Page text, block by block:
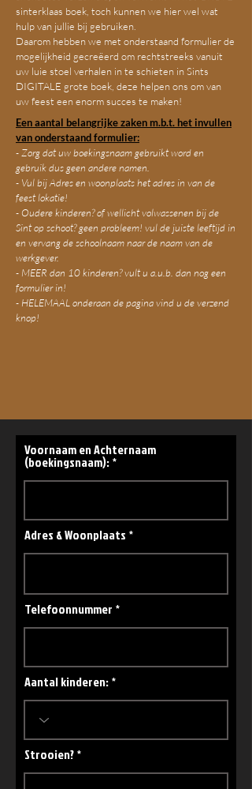
sinterklaas boek, toch kunnen we hier wel wat
hulp van jullie bij gebruiken.
Daarom hebben we met onderstaand formulier de
mogelijkheid gecreëerd om rechtstreeks vanuit
uw luie stoel verhalen in te schieten in Sints
DIGITALE grote boek, deze helpen ons om van
uw feest een enorm succes te maken!
Een aantal belangrijke zaken m.b.t. het invullen
van onderstaand formulier:
- Zorg dat uw boekingsnaam gebruikt word en
gebruik dus geen andere namen.
- Vul bij Adres en woonplaats het adres in van de
feest lokatie!
- Oudere kinderen? of wellicht volwassenen bij de
Sint op schoot? geen probleem! vul de juiste leeftijd in
en vervang de schoolnaam naar de naam van de
werkgever.
- MEER dan 10 kinderen? vult u a.u.b. dan nog een
formulier in!
- HELEMAAL onderaan de pagina vind u de verzend
knop!
Voornaam en Achternaam
(boekingsnaam):
Adres & Woonplaats
Telefoonnummer
Aantal kinderen:
Strooien?